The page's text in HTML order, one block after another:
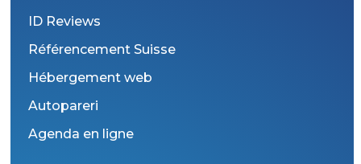
ID Reviews
Référencement Suisse
Hébergement web
Autopareri
Agenda en ligne